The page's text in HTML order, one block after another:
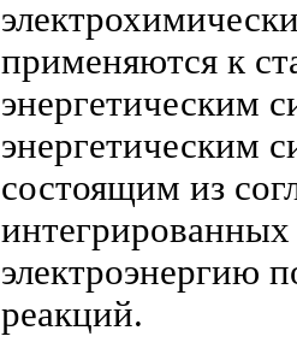
применяются к
энергетическим
энергетическим
состоящим из
электроэнергию
реакций.